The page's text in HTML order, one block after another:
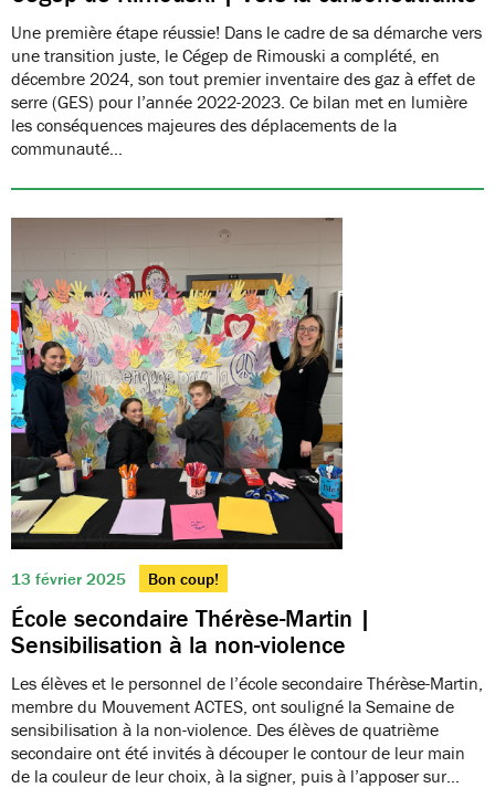
Une première étape réussie! Dans le cadre de sa démarche vers
une transition juste, le Cégep de Rimouski a complété, en
décembre 2024, son tout premier inventaire des gaz à effet de
serre (GES) pour l’année 2022-2023. Ce bilan met en lumière
les conséquences majeures des déplacements de la
communauté…
13 février 2025 Bon coup!
École secondaire Thérèse-Martin |
Sensibilisation à la non-violence
Les élèves et le personnel de l’école secondaire Thérèse-Martin,
membre du Mouvement ACTES, ont souligné la Semaine de
sensibilisation à la non-violence. Des élèves de quatrième
secondaire ont été invités à découper le contour de leur main
de la couleur de leur choix, à la signer, puis à l’apposer sur…